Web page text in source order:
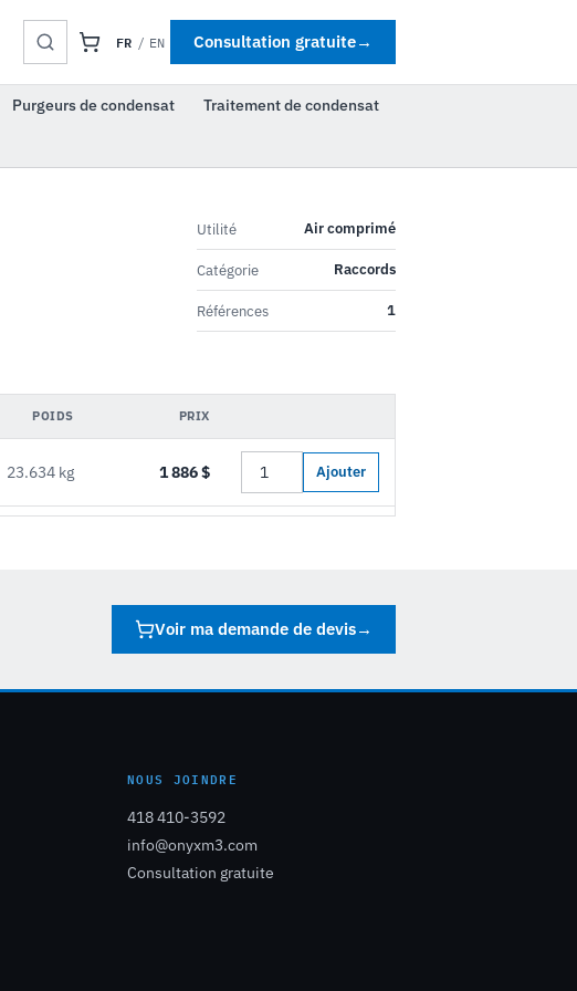
FR / EN Consultation gratuite→
Purgeurs de condensat Traitement de condensat
Utilité Air comprimé
Catégorie Raccords
Références 1
POIDS PRIX
23.634 kg 1 886 $ Ajouter
Voir ma demande de devis→
NOUS JOINDRE
418 410-3592
info@onyxm3.com
Consultation gratuite